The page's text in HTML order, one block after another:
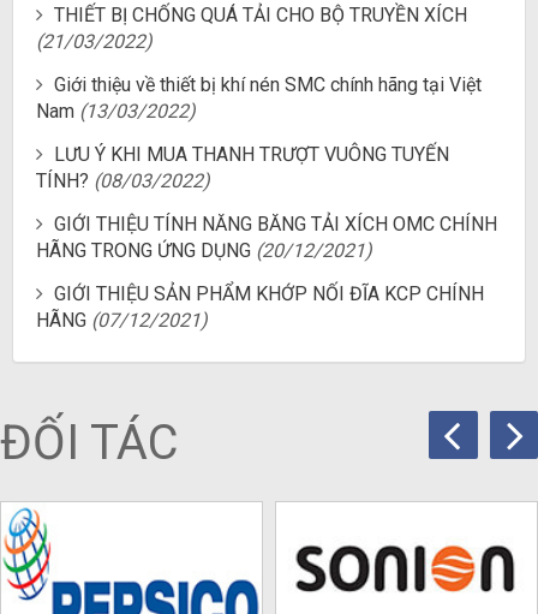
THIẾT BỊ CHỐNG QUÁ TẢI CHO BỘ TRUYỀN XÍCH
(21/03/2022)
Giới thiệu về thiết bị khí nén SMC chính hãng tại Việt
Nam (13/03/2022)
LƯU Ý KHI MUA THANH TRƯỢT VUÔNG TUYẾN
TÍNH? (08/03/2022)
GIỚI THIỆU TÍNH NĂNG BĂNG TẢI XÍCH OMC CHÍNH
HÃNG TRONG ỨNG DỤNG (20/12/2021)
GIỚI THIỆU SẢN PHẨM KHỚP NỐI ĐĨA KCP CHÍNH
HÃNG (07/12/2021)
ĐỐI TÁC